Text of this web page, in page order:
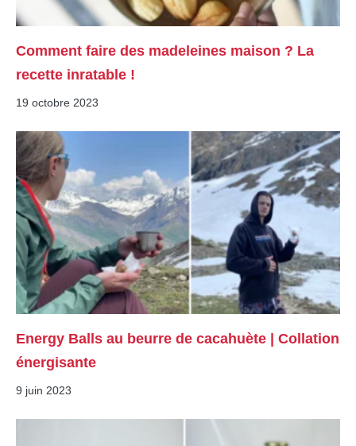
Comment faire des madeleines maison ? La
recette inratable !
19 octobre 2023
Energy Balls au beurre de cacahuète | Collation
énergisante
9 juin 2023